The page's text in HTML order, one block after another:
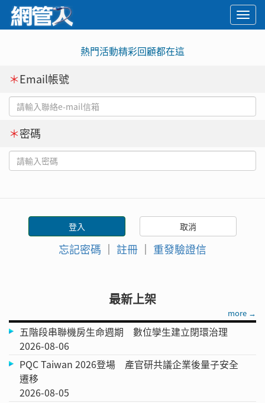
熱門活動精彩回顧都在這
＊Email帳號
＊密碼
忘記密碼 ｜ 註冊 ｜ 重發驗證信
最新上架
more →
五階段串聯機房生命週期 數位孿生建立閉環治理
2026-08-06
PQC Taiwan 2026登場 產官研共議企業後量子安全
遷移
2026-08-05